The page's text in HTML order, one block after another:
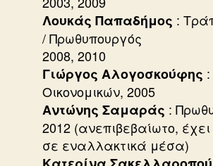
Λουκάς Παπαδήμος :
/ Πρωθυπουργός
2008, 2010
Γιώργος Αλογοσκούφης
Οικονομικών, 2005
Αντώνης Σαμαράς :
2012 (ανεπιβεβαίωτο,
σε εναλλακτικά μέσα)